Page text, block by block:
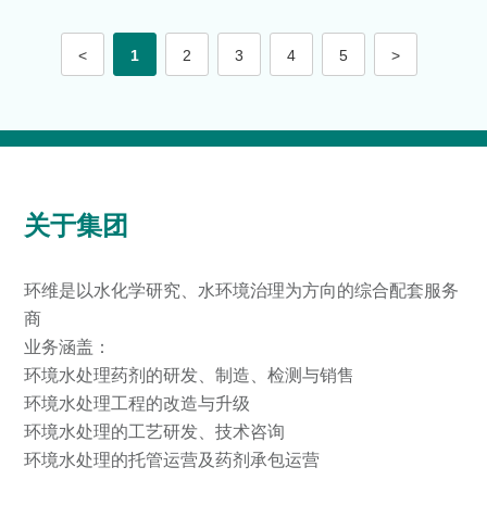
< 1 2 3 4 5 >
关于集团
环维是以水化学研究、水环境治理为方向的综合配套服务
商
业务涵盖：
环境水处理药剂的研发、制造、检测与销售
环境水处理工程的改造与升级
环境水处理的工艺研发、技术咨询
环境水处理的托管运营及药剂承包运营